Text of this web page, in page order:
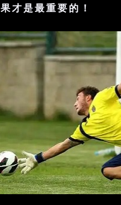
果才是最重要的！